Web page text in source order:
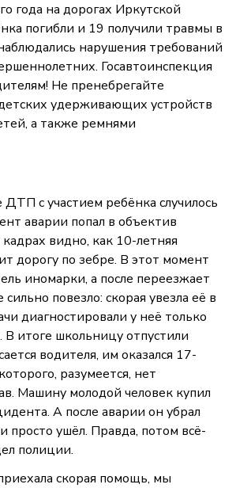
года на дорогах Иркутской
погибли и 19 получили травмы в
нарушения требований
Госавтоинспекция
Не пренебрегайте
удерживающих устройств
а также ремнями
с участием ребёнка случилось
аварии попал в объектив
видно, как 10-летняя
дорогу по зебре. В этот момент
иномарки, а после переезжает
повезло: скорая увезла её в
диагностировали у неё только
итоге школьницу отпустили
водителя, им оказался 17-
разумеется, нет
Машину молодой человек купил
А после аварии он убрал
просто ушёл. Правда, потом всё-
полиции.
скорая помощь, мы